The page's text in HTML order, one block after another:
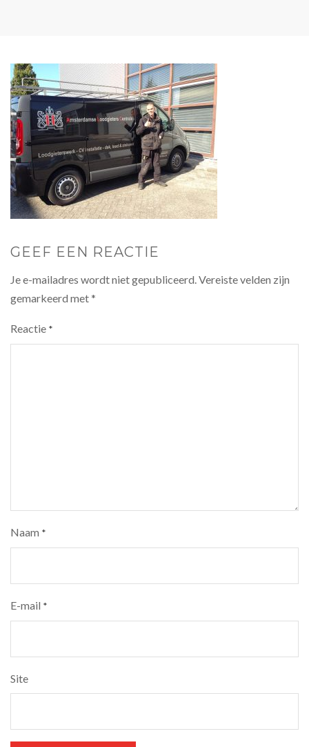
GEEF EEN REACTIE
Je e-mailadres wordt niet gepubliceerd.Vereiste velden zijn
gemarkeerd met*
Reactie *
Naam *
E-mail *
Site